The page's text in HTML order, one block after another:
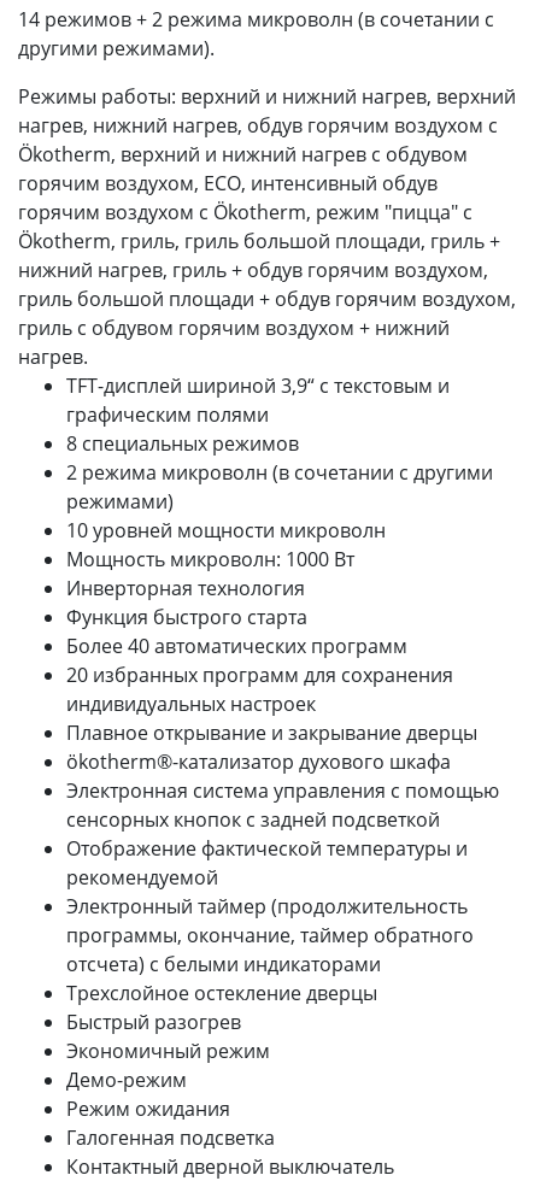
14 режимов + 2 режима микроволн (в сочетании с
другими режимами).
Режимы работы: верхний и нижний нагрев, верхний
нагрев, нижний нагрев, обдув горячим воздухом с
Ökotherm, верхний и нижний нагрев с обдувом
горячим воздухом, ECO, интенсивный обдув
горячим воздухом с Ökotherm, режим "пицца" с
Ökotherm, гриль, гриль большой площади, гриль +
нижний нагрев, гриль + обдув горячим воздухом,
гриль большой площади + обдув горячим воздухом,
гриль с обдувом горячим воздухом + нижний
нагрев.
TFT-дисплей шириной 3,9“ с текстовым и
графическим полями
8 специальных режимов
2 режима микроволн (в сочетании с другими
режимами)
10 уровней мощности микроволн
Мощность микроволн: 1000 Вт
Инверторная технология
Функция быстрого старта
Более 40 автоматических программ
20 избранных программ для сохранения
индивидуальных настроек
Плавное открывание и закрывание дверцы
ökotherm®-катализатор духового шкафа
Электронная система управления с помощью
сенсорных кнопок с задней подсветкой
Отображение фактической температуры и
рекомендуемой
Электронный таймер (продолжительность
программы, окончание, таймер обратного
отсчета) с белыми индикаторами
Трехслойное остекление дверцы
Быстрый разогрев
Экономичный режим
Демо-режим
Режим ожидания
Галогенная подсветка
Контактный дверной выключатель